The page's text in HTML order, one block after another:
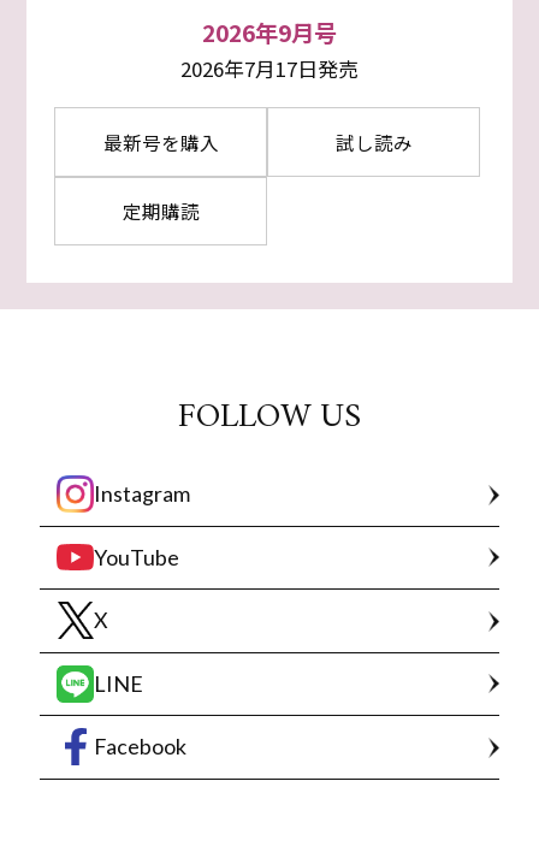
2026年9月号
2026年7月17日発売
最新号を購入 試し読み
定期購読
FOLLOW US
Instagram
YouTube
X
LINE
Facebook